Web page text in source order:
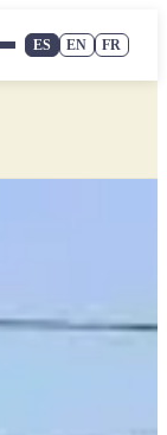
ES EN FR